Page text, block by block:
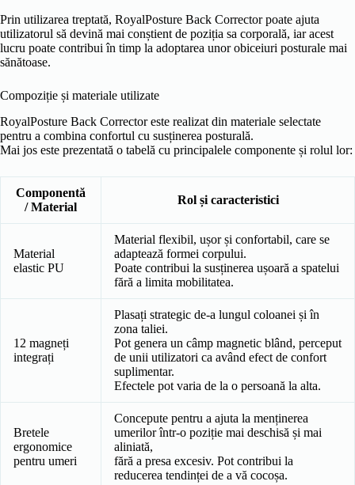
Prin utilizarea treptată, RoyalPosture Back Corrector poate ajuta
utilizatorul să devină mai conștient de poziția sa corporală, iar acest
lucru poate contribui în timp la adoptarea unor obiceiuri posturale mai
sănătoase.
Compoziție și materiale utilizate
RoyalPosture Back Corrector este realizat din materiale selectate
pentru a combina confortul cu susținerea posturală.
Mai jos este prezentată o tabelă cu principalele componente și rolul lor:
Componentă
/ Material
Rol și caracteristici
Material
elastic PU
Material flexibil, ușor și confortabil, care se
adaptează formei corpului.
Poate contribui la susținerea ușoară a spatelui
fără a limita mobilitatea.
12 magneți
integrați
Plasați strategic de-a lungul coloanei și în
zona taliei.
Pot genera un câmp magnetic blând, perceput
de unii utilizatori ca având efect de confort
suplimentar.
Efectele pot varia de la o persoană la alta.
Bretele
ergonomice
pentru umeri
Concepute pentru a ajuta la menținerea
umerilor într-o poziție mai deschisă și mai
aliniată,
fără a presa excesiv. Pot contribui la
reducerea tendinței de a vă cocoșa.